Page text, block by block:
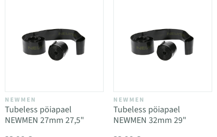
NEWMEN
Tubeless pöiapael
NEWMEN 27mm 27,5"
NEWMEN
Tubeless pöiapael
NEWMEN 32mm 29"